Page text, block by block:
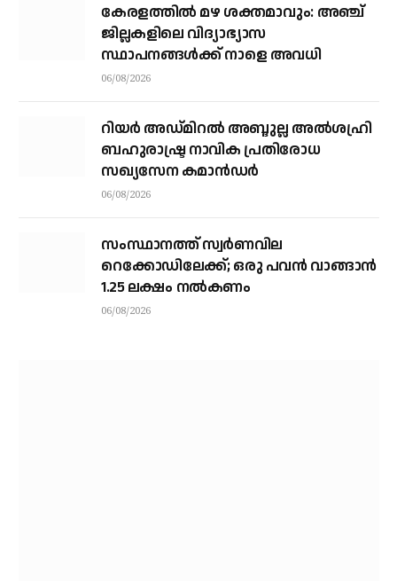
കേരളത്തില്‍ മഴ ശക്തമാവും: അഞ്ച്
ജില്ലകളിലെ വിദ്യാഭ്യാസ
സ്ഥാപനങ്ങള്‍ക്ക് നാളെ അവധി
06/08/2026
റിയര്‍ അഡ്മിറല്‍ അബ്ദുല്ല അല്‍ശഹ്രി
ബഹുരാഷ്ട്ര നാവിക പ്രതിരോധ
സഖ്യസേന കമാന്‍ഡര്‍
06/08/2026
സംസ്ഥാനത്ത് സ്വര്‍ണവില
റെക്കോഡിലേക്ക്; ഒരു പവന്‍ വാങ്ങാന്‍
1.25 ലക്ഷം നല്‍കണം
06/08/2026